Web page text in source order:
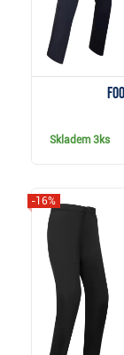
Skladem3ks
-16%